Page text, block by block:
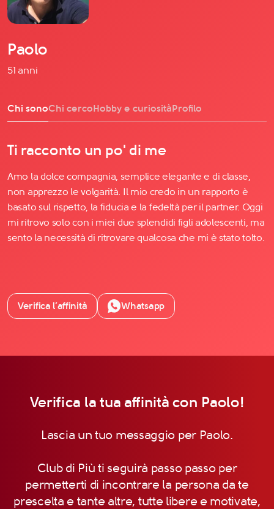
Paolo
51 anni
Chi sonoChi cercoHobby e curiositàProfilo
Ti racconto un po' di me
Amo la dolce compagnia, semplice elegante e di classe,
non apprezzo le volgarità. Il mio credo in un rapporto è
basato sul rispetto, la fiducia e la fedeltà per il partner. Oggi
mi ritrovo solo con i miei due splendidi figli adolescenti, ma
sento la necessità di ritrovare qualcosa che mi è stato tolto.
Verifica l’affinità Whatsapp
Verifica la tua affinità con Paolo!
Lascia un tuo messaggio per Paolo.
Club di Più ti seguirà passo passo per
permetterti di incontrare la persona da te
prescelta e tante altre, tutte libere e motivate,